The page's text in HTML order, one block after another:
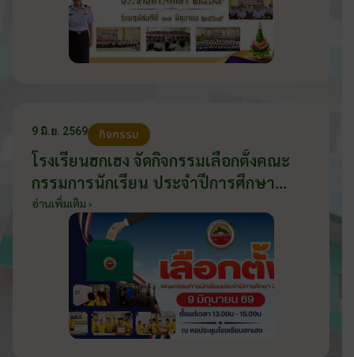
9 มิ.ย. 2569 กิจกรรม
โรงเรียนฮกเฮง จัดกิจกรรมเลือกตั้งคณะ
กรรมการนักเรียน ประจำปีการศึกษา
2569 ส่งเสริมประชาธิปไตยในโรงเรียน
วันที่ 9 มิถุนายน 2569
อ่านเพิ่มเติม ›